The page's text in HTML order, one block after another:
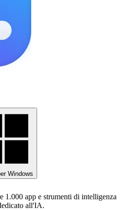
Windows
1.000 app e strumenti di intelligenza
all'IA.